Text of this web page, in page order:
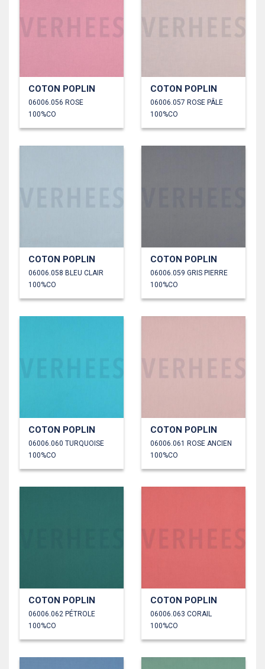
COTON POPLIN
06006.056 ROSE
100%CO
COTON POPLIN
06006.057 ROSE PÂLE
100%CO
COTON POPLIN
06006.058 BLEU CLAIR
100%CO
COTON POPLIN
06006.059 GRIS PIERRE
100%CO
COTON POPLIN
06006.060 TURQUOISE
100%CO
COTON POPLIN
06006.061 ROSE ANCIEN
100%CO
COTON POPLIN
06006.062 PÉTROLE
100%CO
COTON POPLIN
06006.063 CORAIL
100%CO